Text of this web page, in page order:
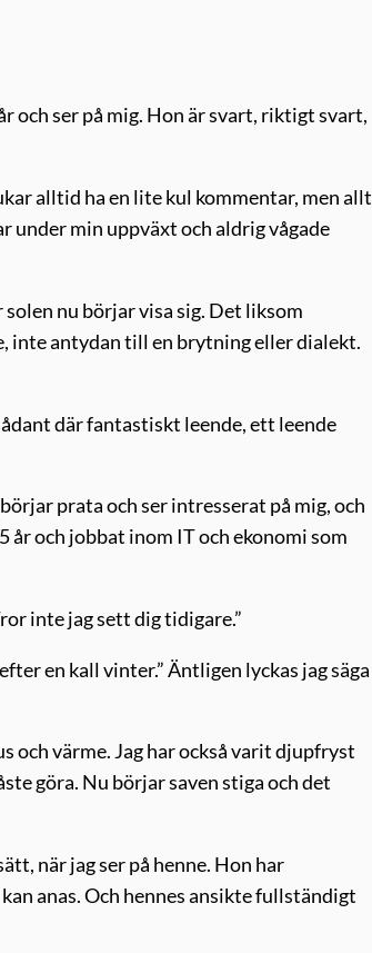
och ser på mig. Hon är svart, riktigt svart,
alltid ha en lite kul kommentar, men allt
under min uppväxt och aldrig vågade
solen nu börjar visa sig. Det liksom
inte antydan till en brytning eller dialekt.
där fantastiskt leende, ett leende
prata och ser intresserat på mig, och
år och jobbat inom IT och ekonomi som
inte jag sett dig tidigare.”
en kall vinter.” Äntligen lyckas jag säga
och värme. Jag har också varit djupfryst
göra. Nu börjar saven stiga och det
när jag ser på henne. Hon har
anas. Och hennes ansikte fullständigt